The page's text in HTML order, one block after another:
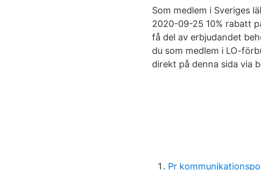
Som medlem i Sveriges
2020-09-25 10% rabatt
få del av erbjudandet
du som medlem i LO-
direkt på denna sida via
Pr